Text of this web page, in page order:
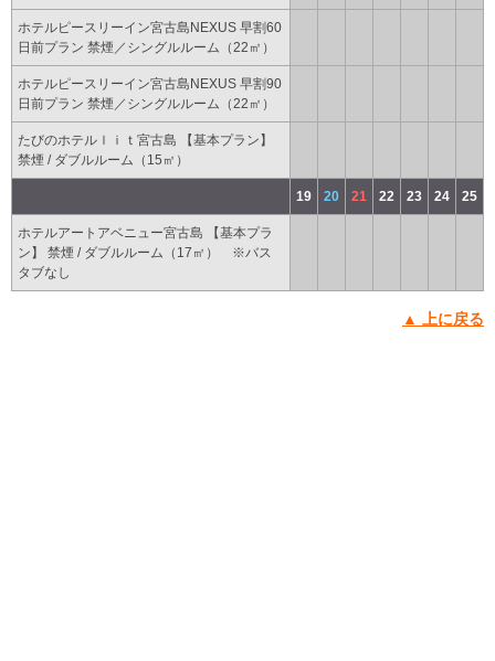
ホテルピースリーイン宮古島NEXUS 早割60
日前プラン 禁煙／シングルルーム（22㎡）
ホテルピースリーイン宮古島NEXUS 早割90
日前プラン 禁煙／シングルルーム（22㎡）
たびのホテルｌｉｔ宮古島 【基本プラン】
禁煙 / ダブルルーム（15㎡）
19 20 21 22 23 24 25
ホテルアートアベニュー宮古島 【基本プラ
ン】 禁煙 / ダブルルーム（17㎡） ※バス
タブなし
▲ 上に戻る